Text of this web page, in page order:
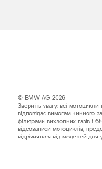
© BMW AG 2026
Зверніть увагу: всі
відповідає вимогам чинного
фільтрами вихлопних газів і
відеозаписи мотоциклів,
відрізнятися від моделей для